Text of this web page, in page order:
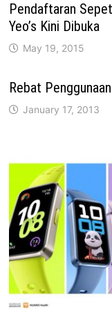
Pendaftaran
Yeo’s Kini Dibuka
May 19, 2015
Rebat
January 17, 2013